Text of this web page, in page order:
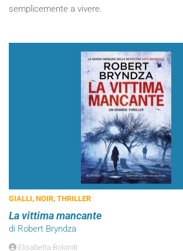
semplicemente a vivere.
GIALLI, NOIR, THRILLER
La vittima mancante
di Robert Bryndza
Elisabetta Bolondi